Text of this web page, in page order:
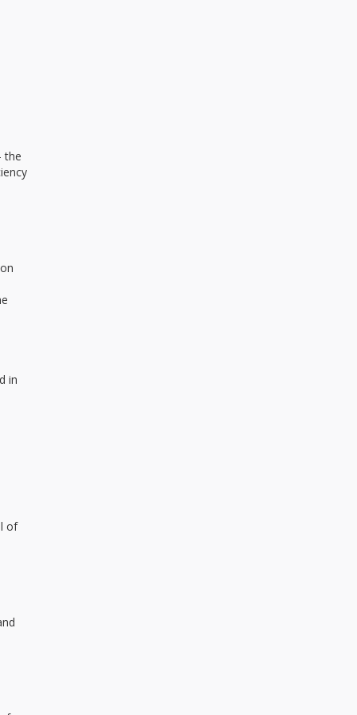
the
in
of